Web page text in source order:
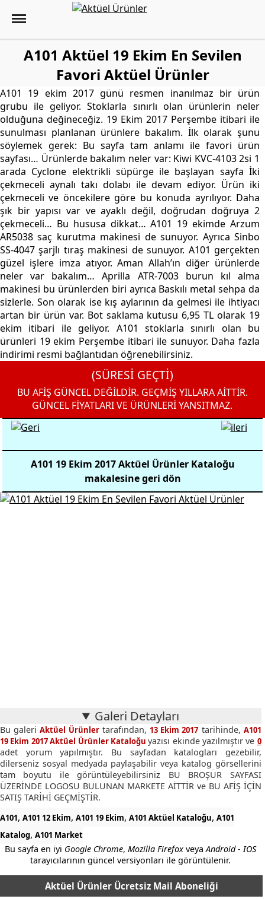
A101 Aktüel 19 Ekim En Sevilen
Favori Aktüel Ürünler
A101 19 ekim 2017 günü resmen inanılmaz bir ürün
grubu ile geliyor. Stoklarla sınırlı olan ürünlerin neler
olduğuna değineceğiz. 19 Ekim 2017 Perşembe itibari ile
sunulması planlanan ürünlere bakalım. İlk olarak şunu
söylemek gerek: Bu sayfa tam anlamı ile favori ürün
sayfası… Ürünlerde bakalım neler var: Kiwi KVC-4103 2si 1
arada Cyclone elektrikli süpürge ile başlayan sayfa İki
çekmeceli aynalı takı dolabı ile devam ediyor. Ürün iki
çekmeceli ve öncekilere göre bu konuda ayrılıyor. Daha
şık bir yapısı var ve ayaklı değil, doğrudan doğruya 2
çekmeceli… Bu hususa dikkat… A101 19 ekimde Arzum
AR5038 saç kurutma makinesi de sunuyor. Ayrıca Sinbo
SS-4047 şarjlı tıraş makinesi de sunuyor. A101 gerçekten
güzel işlere imza atıyor. Aman Allah’ın diğer ürünlerde
neler var bakalım… Aprilla ATR-7003 burun kıl alma
makinesi bu ürünlerden biri ayrıca Baskılı metal sehpa da
sizlerle. Son olarak ise kış aylarının da gelmesi ile ihtiyacı
artan bir ürün var. Bot saklama kutusu 6,95 TL olarak 19
ekim itibari ile geliyor. A101 stoklarla sınırlı olan bu
ürünleri 19 ekim Perşembe itibari ile sunuyor. Daha fazla
indirimi resmi bağlantıdan öğrenebilirsiniz.
(SÜRESİ GEÇTİ)
BU AFİŞ GÜNCEL DEĞİLDİR. GEÇMİŞ YILLARA AİTTİR.
GÜNCEL FİYATLARI VE ÜRÜNLERİ YANSITMAZ.
A101 19 Ekim 2017 Aktüel Ürünler Kataloğu
makalesine geri dön
Galeri Detayları
Bu galeriAktüel Ürünlertarafından, 13 Ekim 2017 tarihinde, A101
19 Ekim 2017 Aktüel Ürünler Kataloğuyazısı ekinde yazılmıştır ve 0
adet yorum yapılmıştır. Bu sayfadan katalogları gezebilir,
dilerseniz sosyal medyada paylaşabilir veya katalog görsellerini
tam boyutu ile görüntüleyebilirsiniz BU BROŞÜR SAYFASI
ÜZERİNDE LOGOSU BULUNAN MARKETE AİTTİR ve BU AFİŞ İÇİN
SATIŞ TARİHİ GEÇMİŞTİR.
A101, A101 12 Ekim, A101 19 Ekim, A101 Aktüel Kataloğu, A101
Katalog, A101 Market
Bu sayfa en iyi Google Chrome,Mozilla Firefox veyaAndroid - IOS
tarayıcılarının güncel versiyonları ile görüntülenir.
Aktüel Ürünler Ücretsiz Mail Aboneliği